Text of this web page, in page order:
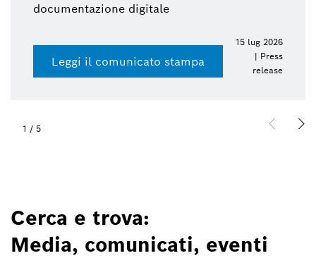
documentazione digitale
Leggi il comunicato stampa
15 lug 2026
| Press
release
1 / 5
Cerca e trova:
Media, comunicati, eventi